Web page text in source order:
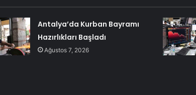
Antalya’da Kurban Bayramı
Hazırlıkları Başladı
Ağustos 7, 2026